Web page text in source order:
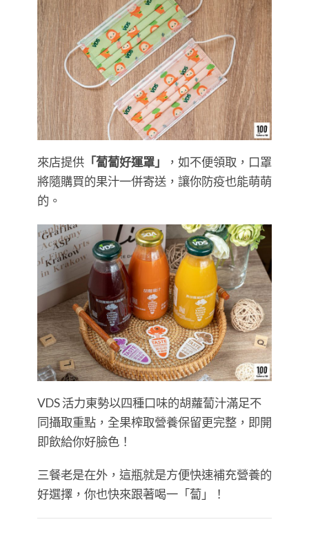
來店提供 「蔔蔔好運罩」
，如不便領取，口罩
將隨購買的果汁一併寄送，讓你防疫也能萌萌
的。
VDS 活力東勢以四種口味的胡蘿蔔汁滿足不
同攝取重點，全果榨取營養保留更完整，即開
即飲給你好臉色！
三餐老是在外，這瓶就是方便快速補充營養的
好選擇，你也快來跟著喝一「蔔」！